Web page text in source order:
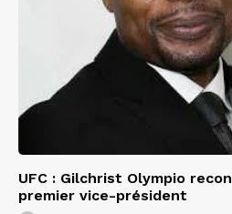
UFC : Gilchrist Olympio
premier vice-président